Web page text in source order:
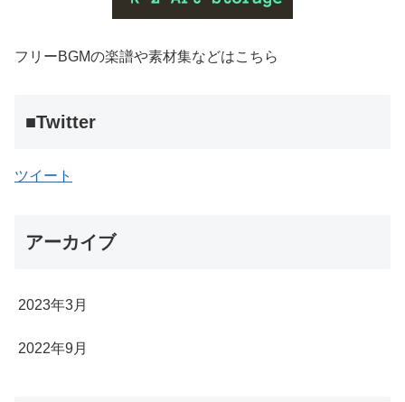
フリーBGMの楽譜や素材集などはこちら
■Twitter
ツイート
アーカイブ
2023年3月
2022年9月